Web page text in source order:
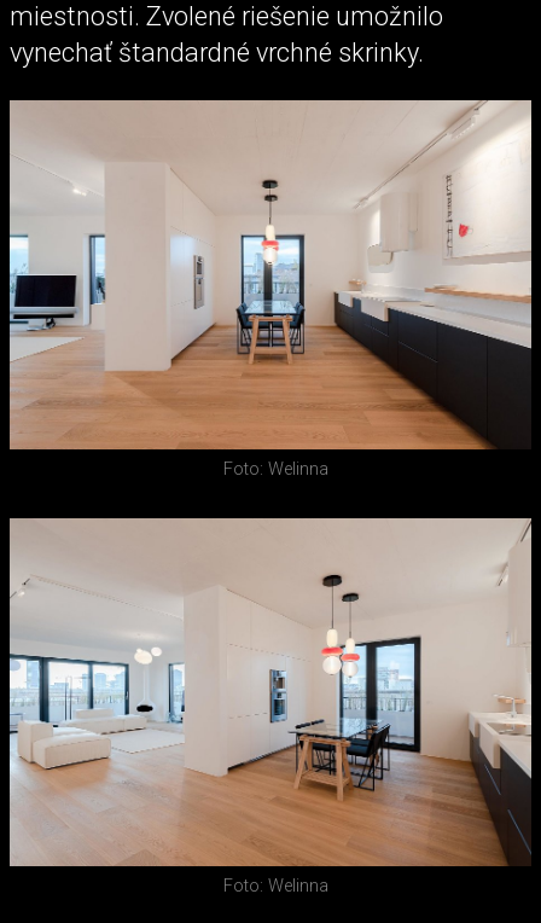
miestnosti. Zvolené riešenie umožnilo
vynechať štandardné vrchné skrinky.
Foto: Welinna
Foto: Welinna